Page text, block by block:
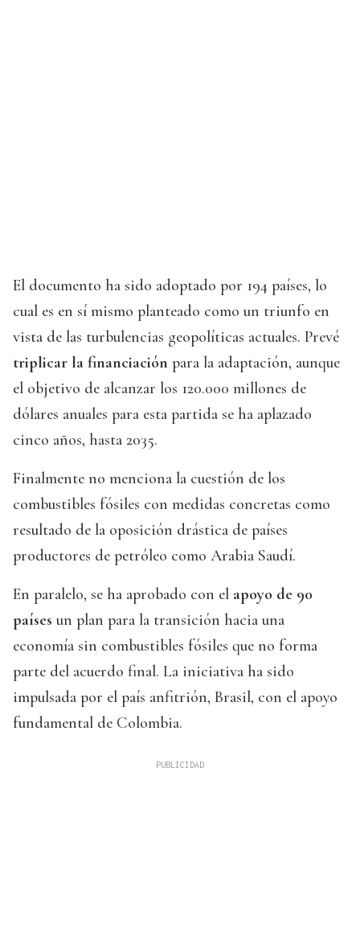
El documento ha sido adoptado por 194 países, lo
cual es en sí mismo planteado como un triunfo en
vista de las turbulencias geopolíticas actuales. Prevé
triplicar la financiación para la adaptación, aunque
el objetivo de alcanzar los 120.000 millones de
dólares anuales para esta partida se ha aplazado
cinco años, hasta 2035.
Finalmente no menciona la cuestión de los
combustibles fósiles con medidas concretas como
resultado de la oposición drástica de países
productores de petróleo como Arabia Saudí.
En paralelo, se ha aprobado con el apoyo de 90
países un plan para la transición hacia una
economía sin combustibles fósiles que no forma
parte del acuerdo final. La iniciativa ha sido
impulsada por el país anfitrión, Brasil, con el apoyo
fundamental de Colombia.